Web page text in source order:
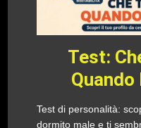
Test:
Quando
Test di personalità:
dormito male e ti